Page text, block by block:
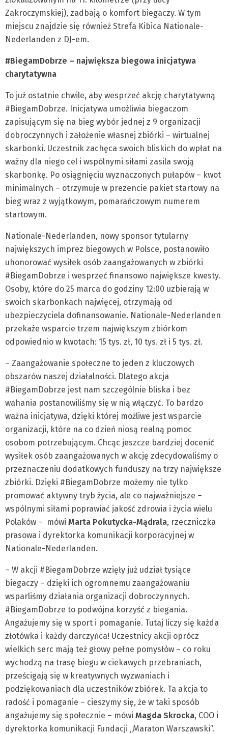
Zakroczymskiej), zadbają o komfort biegaczy. W tym
miejscu znajdzie się również Strefa Kibica Nationale-
Nederlanden z DJ-em.
#BiegamDobrze – największa biegowa inicjatywa
charytatywna
To już ostatnie chwile, aby wesprzeć akcję charytatywną
#BiegamDobrze. Inicjatywa umożliwia biegaczom
zapisującym się na bieg wybór jednej z 9 organizacji
dobroczynnych i założenie własnej zbiórki – wirtualnej
skarbonki. Uczestnik zachęca swoich bliskich do wpłat na
ważny dla niego cel i wspólnymi siłami zasila swoją
skarbonkę. Po osiągnięciu wyznaczonych pułapów – kwot
minimalnych – otrzymuje w prezencie pakiet startowy na
bieg wraz z wyjątkowym, pomarańczowym numerem
startowym.
Nationale-Nederlanden, nowy sponsor tytularny
największych imprez biegowych w Polsce, postanowiło
uhonorować wysiłek osób zaangażowanych w zbiórki
#BiegamDobrze i wesprzeć finansowo największe kwesty.
Osoby, które do 25 marca do godziny 12:00 uzbierają w
swoich skarbonkach najwięcej, otrzymają od
ubezpieczyciela dofinansowanie. Nationale-Nederlanden
przekaże wsparcie trzem największym zbiórkom
odpowiednio w kwotach: 15 tys. zł, 10 tys. zł i 5 tys. zł.
– Zaangażowanie społeczne to jeden z kluczowych
obszarów naszej działalności. Dlatego akcja
#BiegamDobrze jest nam szczególnie bliska i bez
wahania postanowiliśmy się w nią włączyć. To bardzo
ważna inicjatywa, dzięki której możliwe jest wsparcie
organizacji, które na co dzień niosą realną pomoc
osobom potrzebującym. Chcąc jeszcze bardziej docenić
wysiłek osób zaangażowanych w akcję zdecydowaliśmy o
przeznaczeniu dodatkowych funduszy na trzy największe
zbiórki. Dzięki #BiegamDobrze możemy nie tylko
promować aktywny tryb życia, ale co najważniejsze –
wspólnymi siłami poprawiać jakość zdrowia i życia wielu
Polaków – mówi Marta Pokutycka-Mądrala, rzeczniczka
prasowa i dyrektorka komunikacji korporacyjnej w
Nationale-Nederlanden.
– W akcji #BiegamDobrze wzięły już udział tysiące
biegaczy – dzięki ich ogromnemu zaangażowaniu
wsparliśmy działania organizacji dobroczynnych.
#BiegamDobrze to podwójna korzyść z biegania.
Angażujemy się w sport i pomaganie. Tutaj liczy się każda
złotówka i każdy darczyńca! Uczestnicy akcji oprócz
wielkich serc mają też głowy pełne pomysłów – co roku
wychodzą na trasę biegu w ciekawych przebraniach,
prześcigają się w kreatywnych wyzwaniach i
podziękowaniach dla uczestników zbiórek. Ta akcja to
radość i pomaganie – cieszymy się, że w taki sposób
angażujemy się społecznie – mówi Magda Skrocka, COO i
dyrektorka komunikacji Fundacji „Maraton Warszawski”.